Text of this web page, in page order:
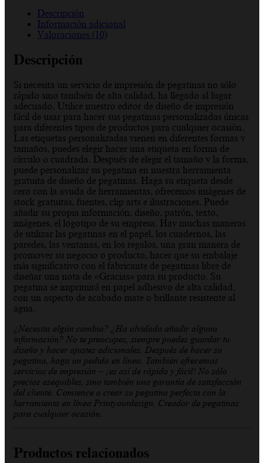
Descripción
Información adicional
Valoraciones (10)
Descripción
Si necesita un servicio de impresión de pegatinas no sólo
rápido sino también de alta calidad, ha llegado al lugar
adecuado. Utilice nuestro editor de diseño de impresión
fácil de usar para hacer sus pegatinas personalizadas únicas
para diferentes tipos de productos para cualquier ocasión.
Las etiquetas personalizadas vienen en diferentes formas y
tamaños, puedes elegir hacer una etiqueta en forma de
círculo o cuadrada. Después de elegir el tamaño y la forma,
puede personalizar su pegatina en nuestra herramienta
gratuita de diseño de pegatinas. Haga su etiqueta desde
cero con la ayuda de herramientas, ofrecemos imágenes de
stock gratuitas, fuentes, clip arts e ilustraciones. Puede
añadir su propia información, diseño, patrón, texto,
imágenes, el logotipo de su empresa. Hay muchas maneras
de utilizar las pegatinas en el papel, los cuadernos, las
paredes, las ventanas, en los regalos, una gran manera de
promover su negocio o producto, hacer que su embalaje
más significativo con el fabricante de pegatinas libre de
diseñar una nota de «Gracias» para su producto. Su
pegatina se imprimirá en papel adhesivo de alta calidad,
con un aspecto de acabado mate o brillante resistente al
agua.
¿Necesita algún cambio? ¿Ha olvidado añadir alguna
información? No te preocupes, siempre puedes guardar tu
diseño y hacer ajustes adicionales. Después de hacer su
pegatina, haga un pedido en línea. También ofrecemos
servicios de impresión – ¡es así de rápido y fácil! No sólo
precios asequibles, sino también una garantía de satisfacción
del cliente. Comience a crear su pegatina perfecta con la
herramienta en línea Printyourdesign. Creador de pegatinas
para cualquier ocasión.
Productos relacionados